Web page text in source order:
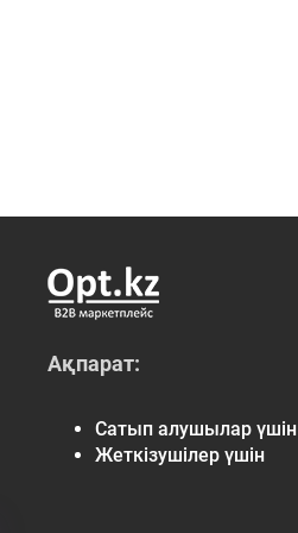
Ақпарат:
Сатып алушылар үшін
Жеткізушілер үшін